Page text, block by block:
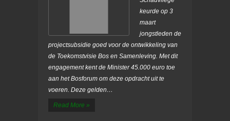
keurde op 3
maart
jongstleden de
projectsubsidie goed voor de ontwikkeling van
de Toekomstvisie Bos en Samenleving. Met dit
engagement kent de Minister 45.000 euro toe
aan het Bosforum om deze opdracht uit te
voeren. Deze gelden…
Read More »